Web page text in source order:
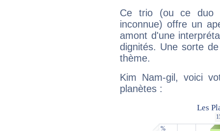
Ce trio (ou ce duo
inconnue) offre un
amont d'une
dignités. Une sorte
thème.
Kim Nam-gil, voici
planètes :